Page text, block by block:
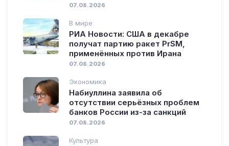
07.08.2026
В мире
РИА Новости: США в декабре
получат партию ракет PrSM,
применённых против Ирана
07.08.2026
Экономика
Набиуллина заявила об
отсутствии серьёзных проблем
банков России из-за санкций
07.08.2026
Культура